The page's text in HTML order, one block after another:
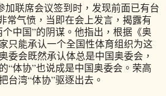
联席会议签到时，发现前面已有台
常气愤，当即在会上发言，揭露有
中国”的阴谋。他指出，根据《奥
只能承认一个全国性体育组织为这
委会既然承认体总是中国奥委会，
“体协”也说成是中国奥委会。荣高
台湾“体协”驱逐出去。